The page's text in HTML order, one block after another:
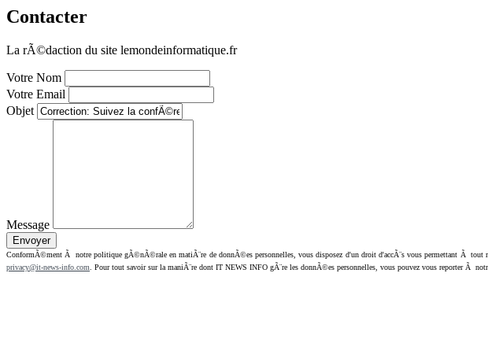
Contacter
La rÃ©daction du site lemondeinformatique.fr
Votre Nom
Votre Email
Objet
Message
ConformÃ©ment Ã notre politique gÃ©nÃ©rale en matiÃ¨re de donnÃ©es personnelles, vous disposez d'un droit d'accÃ¨s vous permettant Ã
privacy@it-news-info.com . Pour tout savoir sur la maniÃ¨re dont IT NEWS INFO gÃ¨re les donnÃ©es personnelles, vous pouvez vous reporter Ã